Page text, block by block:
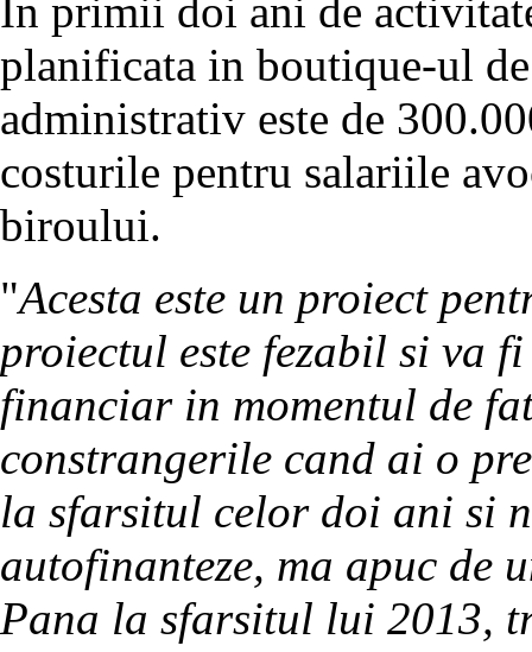
In primii doi ani de
planificata in boutique-ul
administrativ este de
costurile pentru salariile
biroului.
"Acesta este un proiect
proiectul este fezabil si va
financiar in momentul de
constrangerile cand ai o
la sfarsitul celor doi ani si
autofinanteze, ma apuc de
Pana la sfarsitul lui 2013,